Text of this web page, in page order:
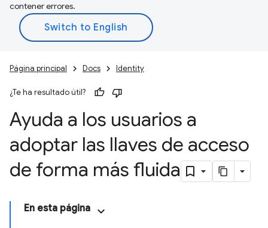
contener errores.
Página principal Docs Identity
¿Te ha resultado útil?
Ayuda a los usuarios a
adoptar las llaves de acceso
de forma más fluida
En esta página